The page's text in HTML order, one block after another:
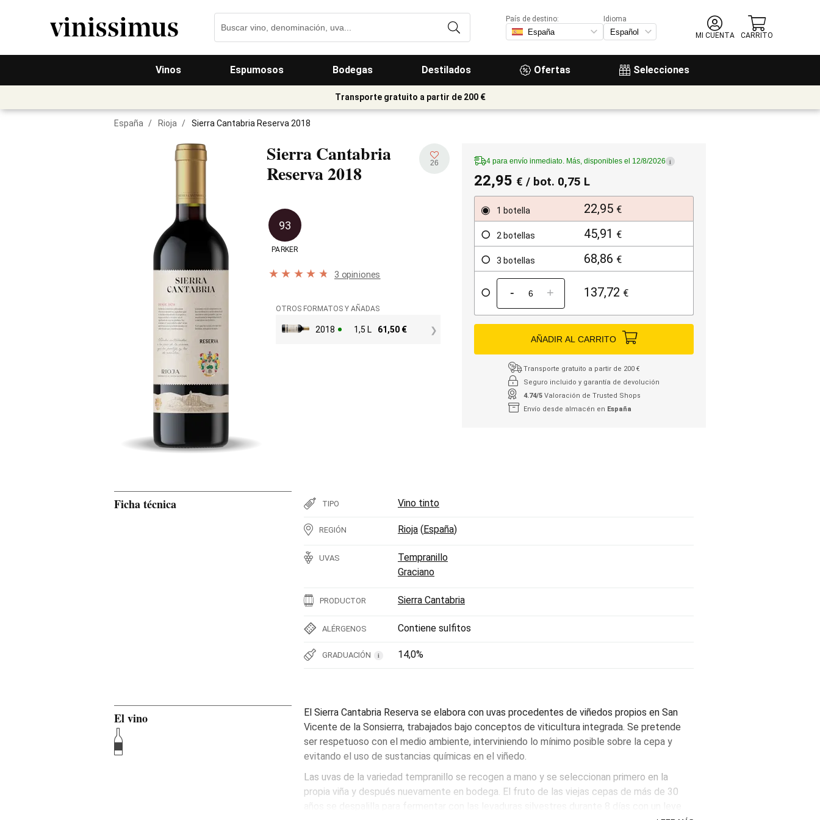
Vinos Espumosos Bodegas Destilados Ofertas Selecciones
País de destino:
Idioma
MI CUENTA
CARRITO
Transporte gratuito a partir de 200 €
España / Rioja / Sierra Cantabria Reserva 2018
Sierra Cantabria
Reserva2018 26
93
PARKER
3 opiniones
OTROS FORMATOS Y AÑADAS
2018 1,5 L 61,50 €
4 para envío inmediato. Más, disponibles el 12/8/2026 i
22,95 € / bot. 0,75 L
1 botella 22,95 €
2 botellas 45,91 €
3 botellas 68,86 €
- + 137,72 €
AÑADIR AL CARRITO
Transporte gratuito a partir de 200 €
Seguro incluido y garantía de devolución
4.74/5 Valoración de Trusted Shops
Envío desde almacén en España
Ficha técnica TIPO Vino tinto
REGIÓN Rioja (España)
UVAS
Tempranillo
Graciano
PRODUCTOR Sierra Cantabria
ALÉRGENOS Contiene sulfitos
GRADUACIÓN i 14,0%
El vino
El Sierra Cantabria Reserva se elabora con uvas procedentes de viñedos propios en San
Vicente de la Sonsierra, trabajados bajo conceptos de viticultura integrada. Se pretende
ser respetuoso con el medio ambiente, interviniendo lo mínimo posible sobre la cepa y
evitando el uso de sustancias químicas en el viñedo.
Las uvas de la variedad tempranillo se recogen a mano y se seleccionan primero en la
propia viña y después nuevamente en bodega. El fruto de las viejas cepas de más de 30